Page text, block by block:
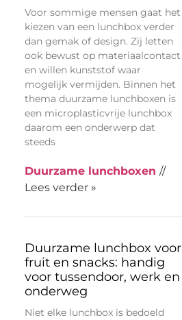
Voor sommige mensen gaat het
kiezen van een lunchbox verder
dan gemak of design. Zij letten
ook bewust op materiaalcontact
en willen kunststof waar
mogelijk vermijden. Binnen het
thema duurzame lunchboxen is
een microplasticvrije lunchbox
daarom een onderwerp dat
steeds
Duurzame lunchboxen //
Lees verder »
Duurzame lunchbox voor
fruit en snacks: handig
voor tussendoor, werk en
onderweg
Niet elke lunchbox is bedoeld